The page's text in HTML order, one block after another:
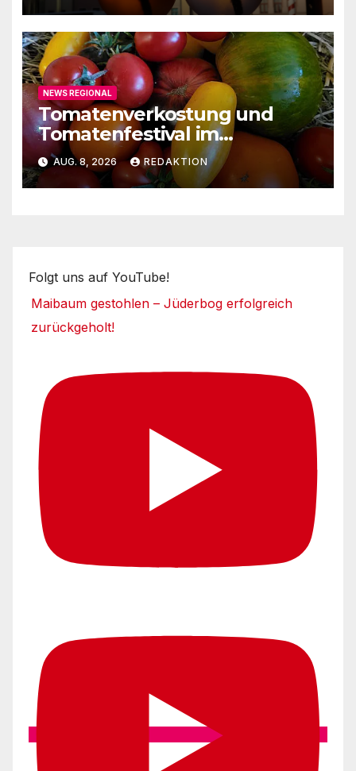
NEWS REGIONAL
Tomatenverkostung und
Tomatenfestival im
Naturparkzentrum
AUG. 8, 2026 REDAKTION
Folgt uns auf YouTube!
Maibaum gestohlen – Jüderbog erfolgreich
zurückgeholt!